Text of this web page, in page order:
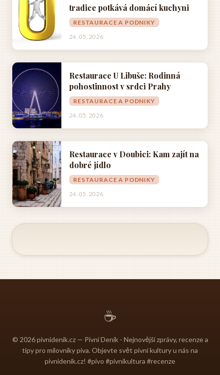
tradice potkává domácí kuchyni
RESTAURACE A PODNIKY
24. 05. 2026
Restaurace U Libuše: Rodinná
pohostinnost v srdci Prahy
RESTAURACE A PODNIKY
24. 05. 2026
Restaurace v Doubici: Kam zajít na
dobré jídlo
RESTAURACE A PODNIKY
24. 05. 2026
☕
© 2026 pivnidenik.cz — Pivní Deník - Nejnovější zprávy, recenze a
tipy pro milovníky piva. Objevte svět pivní kultury u nás na
pivnidenik.cz! #pivo #pivníkultura #recenze